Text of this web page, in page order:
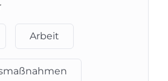
Arbeit